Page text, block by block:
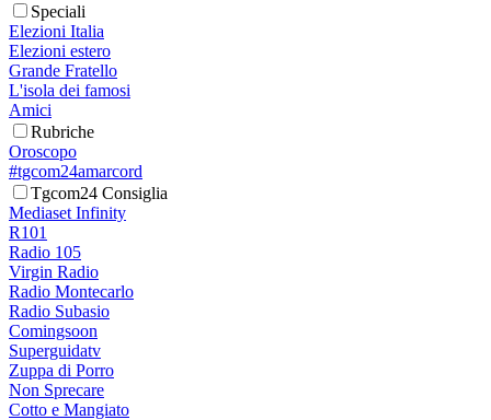
Speciali
Elezioni Italia
Elezioni estero
Grande Fratello
L'isola dei famosi
Amici
Rubriche
Oroscopo
#tgcom24amarcord
Tgcom24 Consiglia
Mediaset Infinity
R101
Radio 105
Virgin Radio
Radio Montecarlo
Radio Subasio
Comingsoon
Superguidatv
Zuppa di Porro
Non Sprecare
Cotto e Mangiato